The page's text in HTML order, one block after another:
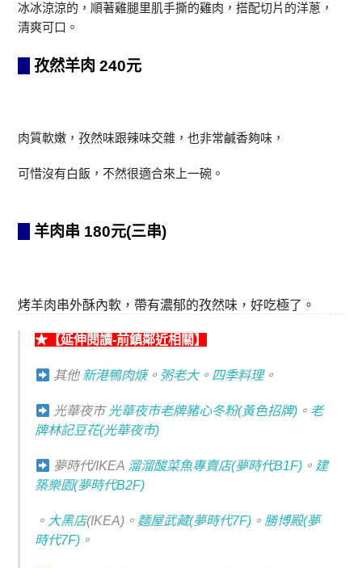
冰冰涼涼的，順著雞腿里肌手撕的雞肉，搭配切片的洋蔥，
清爽可口。
孜然羊肉 240元
肉質軟嫩，孜然味跟辣味交雜，也非常鹹香夠味，
可惜沒有白飯，不然很適合來上一碗。
羊肉串 180元(三串)
烤羊肉串外酥內軟，帶有濃郁的孜然味，好吃極了。
★【延伸閱讀-前鎮鄰近相關】
其他 新港鴨肉焿。 粥老大。 四季料理。
光華夜市 光華夜市老牌豬心冬粉(黃色招牌)。 老
牌林記豆花(光華夜市)
夢時代/IKEA 溜溜酸菜魚專賣店(夢時代B1F)。 建
築樂園(夢時代B2F)
。 大黑店(IKEA)。 麵屋武藏(夢時代7F) 。 勝博殿(夢
時代7F) 。